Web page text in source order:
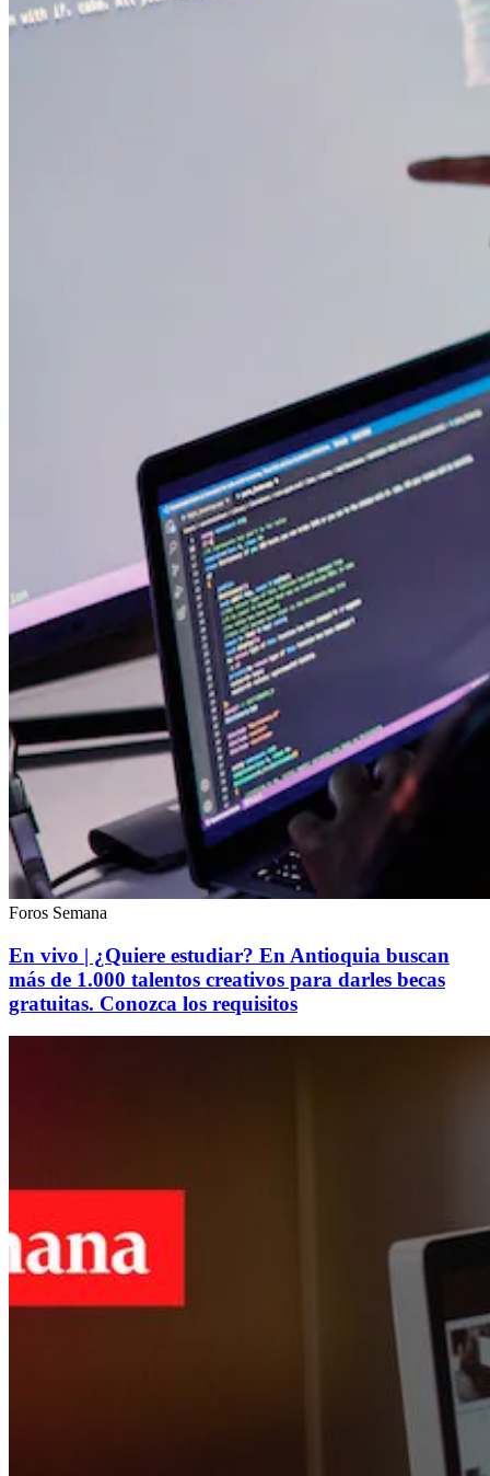
Foros Semana
En vivo | ¿Quiere estudiar? En Antioquia buscan
más de 1.000 talentos creativos para darles becas
gratuitas. Conozca los requisitos